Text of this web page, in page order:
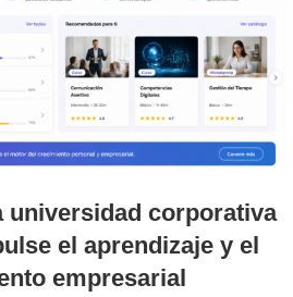
universidad corporativa
el aprendizaje y el
empresarial